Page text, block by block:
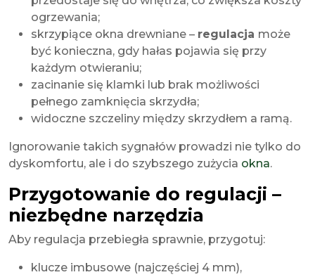
ogrzewania;
skrzypiące okna drewniane – regulacja może
być konieczna, gdy hałas pojawia się przy
każdym otwieraniu;
zacinanie się klamki lub brak możliwości
pełnego zamknięcia skrzydła;
widoczne szczeliny między skrzydłem a ramą.
Ignorowanie takich sygnałów prowadzi nie tylko do
dyskomfortu, ale i do szybszego zużycia okna.
Przygotowanie do regulacji –
niezbędne narzędzia
Aby regulacja przebiegła sprawnie, przygotuj:
klucze imbusowe (najczęściej 4 mm),